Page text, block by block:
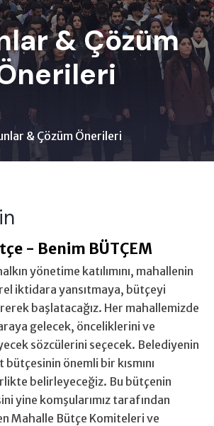
& Çözüm
& Çözüm Önerileri
- Benim BÜTÇEM
yönetime katılımını, mahallenin
iktidara yansıtmaya, bütçeyi
başlatacağız. Her mahallemizde
gelecek, önceliklerini ve
sözcülerini seçecek. Belediyenin
önemli bir kısmını
belirleyeceğiz. Bu bütçenin
yine komşularımız tarafından
Mahalle Bütçe Komiteleri ve